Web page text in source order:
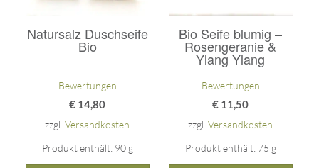
Natursalz Duschseife
Bio
Bewertungen
€ 14,80
zzgl.Versandkosten
Produkt enthält: 90 g
Bio Seife blumig –
Rosengeranie &
Ylang Ylang
Bewertungen
€ 11,50
zzgl.Versandkosten
Produkt enthält: 75 g